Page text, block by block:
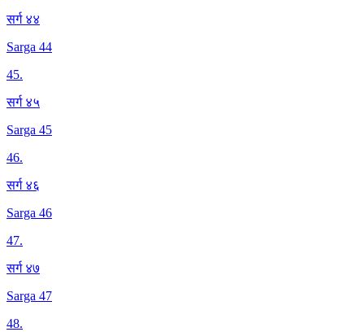
सर्ग ४४
Sarga 44
45.
सर्ग ४५
Sarga 45
46.
सर्ग ४६
Sarga 46
47.
सर्ग ४७
Sarga 47
48.